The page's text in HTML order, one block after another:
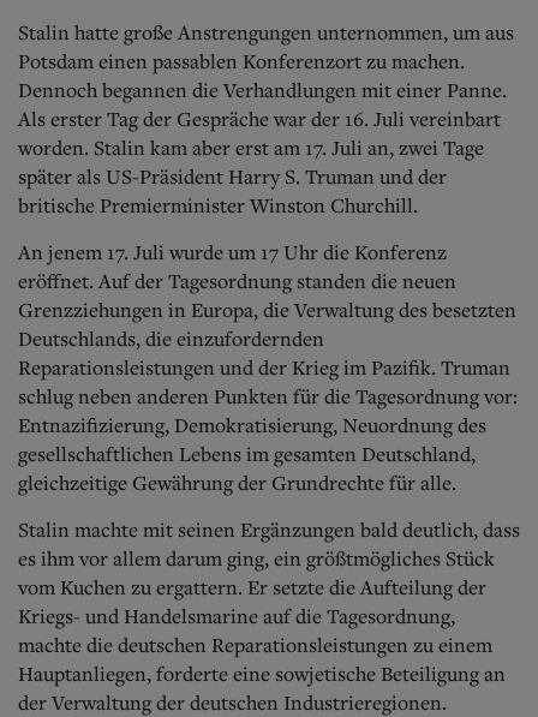
Stalin hatte große Anstrengungen unternommen, um aus
Potsdam einen passablen Konferenzort zu machen.
Dennoch begannen die Verhandlungen mit einer Panne.
Als erster Tag der Gespräche war der 16. Juli vereinbart
worden. Stalin kam aber erst am 17. Juli an, zwei Tage
später als US-Präsident Harry S. Truman und der
britische Premierminister Winston Churchill.
An jenem 17. Juli wurde um 17 Uhr die Konferenz
eröffnet. Auf der Tagesordnung standen die neuen
Grenzziehungen in Europa, die Verwaltung des besetzten
Deutschlands, die einzufordernden
Reparationsleistungen und der Krieg im Pazifik. Truman
schlug neben anderen Punkten für die Tagesordnung vor:
Entnazifizierung, Demokratisierung, Neuordnung des
gesellschaftlichen Lebens im gesamten Deutschland,
gleichzeitige Gewährung der Grundrechte für alle.
Stalin machte mit seinen Ergänzungen bald deutlich, dass
es ihm vor allem darum ging, ein größtmögliches Stück
vom Kuchen zu ergattern. Er setzte die Aufteilung der
Kriegs- und Handelsmarine auf die Tagesordnung,
machte die deutschen Reparationsleistungen zu einem
Hauptanliegen, forderte eine sowjetische Beteiligung an
der Verwaltung der deutschen Industrieregionen.